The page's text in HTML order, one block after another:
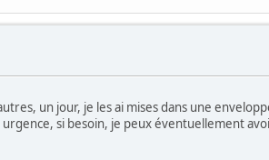
un jour, je les ai mises dans une
si besoin, je peux éventuellement